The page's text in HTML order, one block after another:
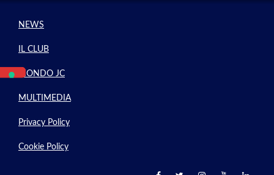
NEWS
IL CLUB
MONDO JC
MULTIMEDIA
Privacy Policy
Cookie Policy